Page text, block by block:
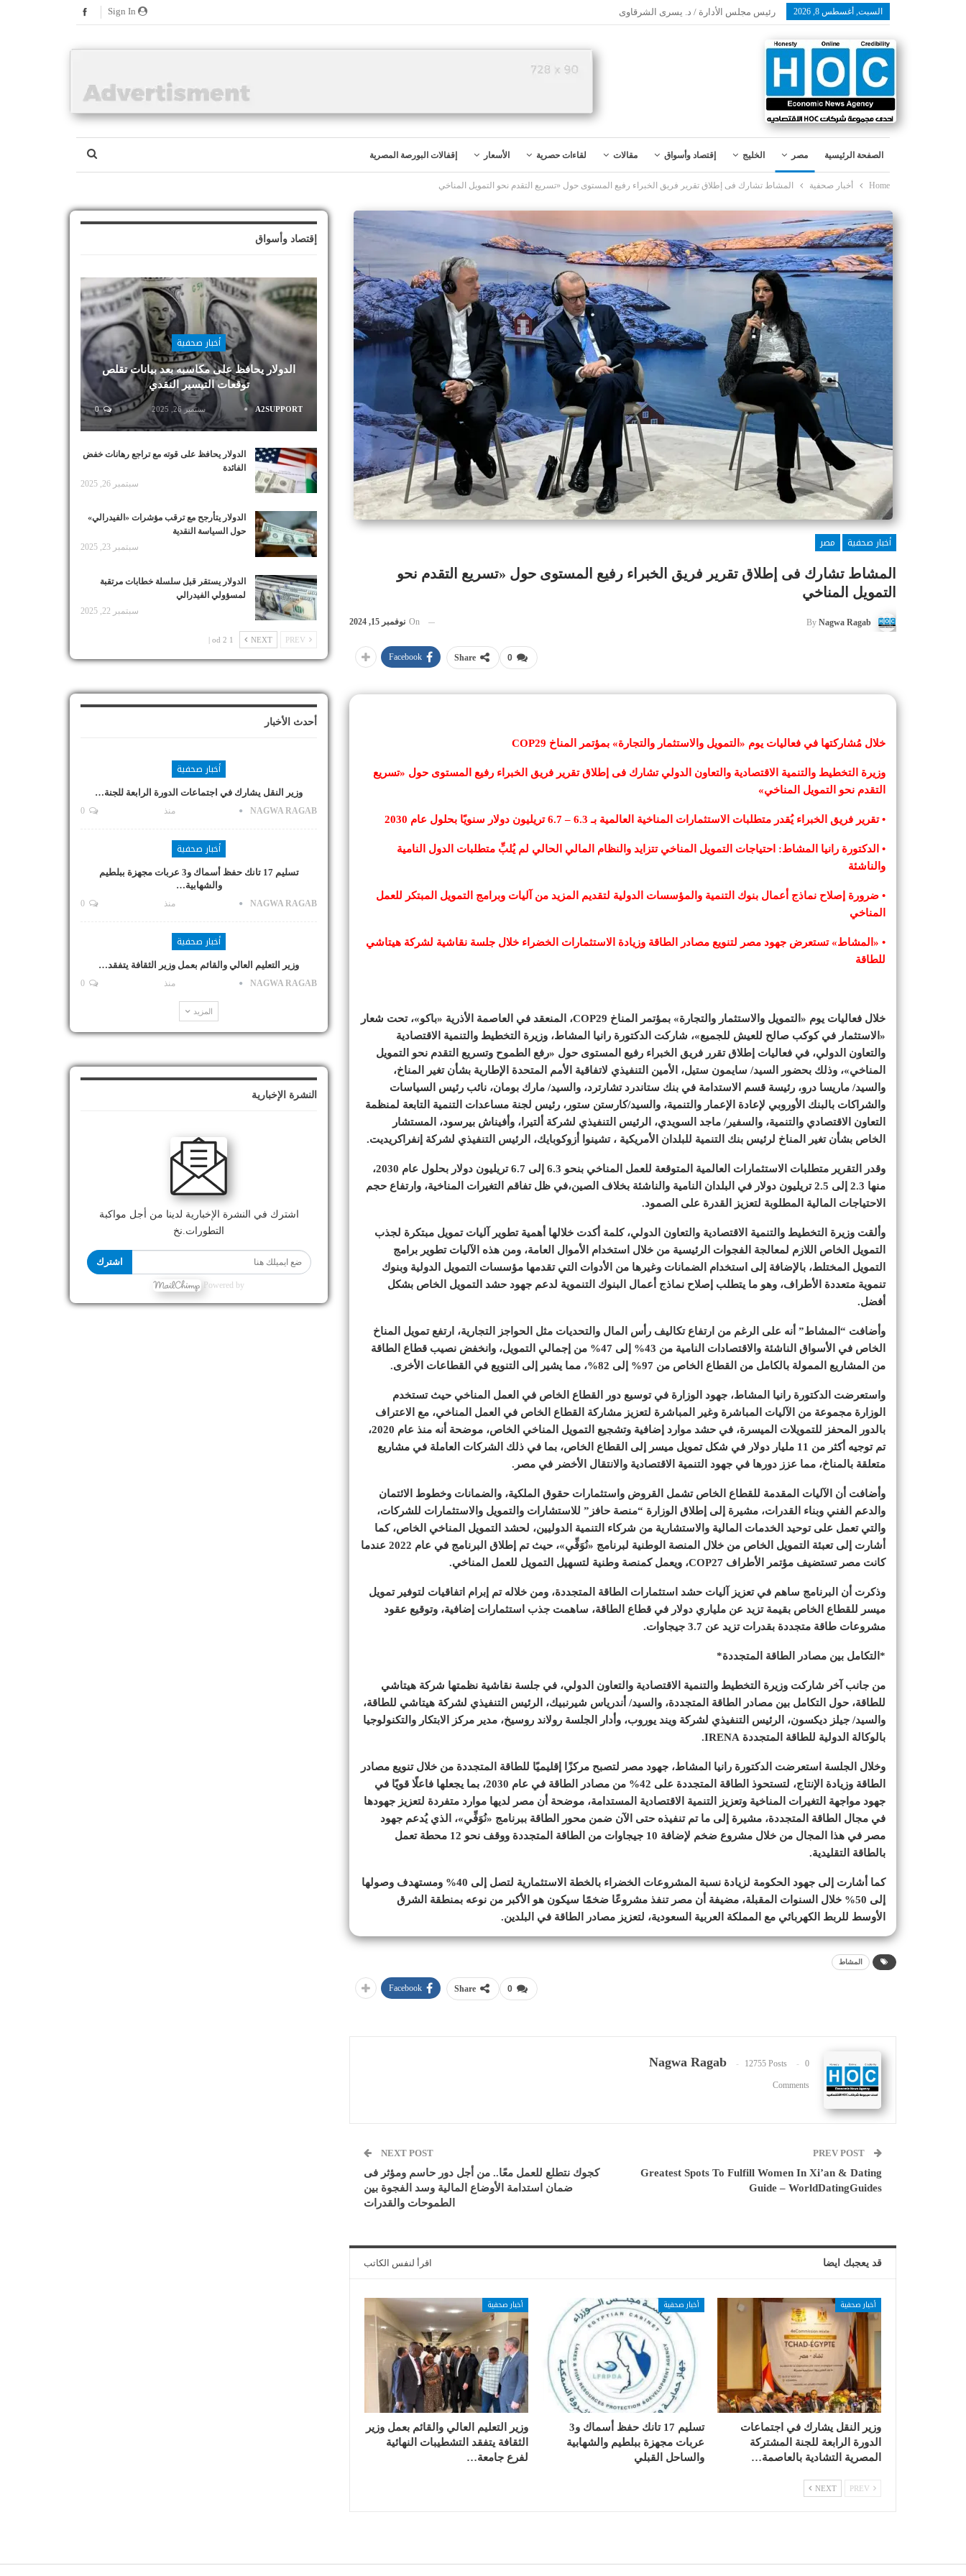
السبت, أغسطس 8, 2026 رئيس مجلس الأدارة / د. يسرى الشرقاوى
الصفحة الرئيسية مصر الخليج إقتصاد وأسواق مقالات لقاءات حصرية الأسعار إقفالات البورصة المصرية
Home أخبار صحفية المشاط تشارك فى إطلاق تقرير فريق الخبراء رفيع المستوى حول «تسريع التقدم نحو التمويل المناخي
أخبار صحفية
مصر
المشاط تشارك فى إطلاق تقرير فريق الخبراء رفيع المستوى حول «تسريع التقدم نحو
التمويل المناخي
By Nagwa Ragab
On نوفمبر 15, 2024
0
Share
Facebook
خلال مُشاركتها في فعاليات يوم «التمويل والاستثمار والتجارة» بمؤتمر المناخ COP29
وزيرة التخطيط والتنمية الاقتصادية والتعاون الدولي تشارك فى إطلاق تقرير فريق الخبراء رفيع المستوى حول «تسريع
التقدم نحو التمويل المناخي»
• تقرير فريق الخبراء يُقدر متطلبات الاستثمارات المناخية العالمية بـ 6.3 – 6.7 تريليون دولار سنويًا بحلول عام 2030
• الدكتورة رانيا المشاط: احتياجات التمويل المناخي تتزايد والنظام المالي الحالي لم يُلبِّ متطلبات الدول النامية
والناشئة
• ضرورة إصلاح نماذج أعمال بنوك التنمية والمؤسسات الدولية لتقديم المزيد من آليات وبرامج التمويل المبتكر للعمل
المناخي
• «المشاط» تستعرض جهود مصر لتنويع مصادر الطاقة وزيادة الاستثمارات الخضراء خلال جلسة نقاشية لشركة هيتاشي
للطاقة
خلال فعاليات يوم «التمويل والاستثمار والتجارة» بمؤتمر المناخ COP29، المنعقد في العاصمة الأذرية «باكو»، تحت شعار
«الاستثمار في كوكب صالح للعيش للجميع»، شاركت الدكتورة رانيا المشاط، وزيرة التخطيط والتنمية الاقتصادية
والتعاون الدولي، في فعاليات إطلاق تقرر فريق الخبراء رفيع المستوى حول «رفع الطموح وتسريع التقدم نحو التمويل
المناخي»، وذلك بحضور السيد/ سايمون ستيل، الأمين التنفيذي لاتفاقية الأمم المتحدة الإطارية بشأن تغير المناخ،
والسيد/ ماريسا درو، رئيسة قسم الاستدامة في بنك ستاندرد تشارترد، والسيد/ مارك بومان، نائب رئيس السياسات
والشراكات بالبنك الأوروبي لإعادة الإعمار والتنمية، والسيد/كارستن ستور، رئيس لجنة مساعدات التنمية التابعة لمنظمة
التعاون الاقتصادي والتنمية، والسفير/ ماجد السويدي، الرئيس التنفيذي لشركة ألتيرا، وأفيناش بيرسود، المستشار
الخاص بشأن تغير المناخ لرئيس بنك التنمية للبلدان الأمريكية ، تشينوا أزوكوبايك، الرئيس التنفيذي لشركة إنفراكريديت.
وقدر التقرير متطلبات الاستثمارات العالمية المتوقعة للعمل المناخي بنحو 6.3 إلى 6.7 تريليون دولار بحلول عام 2030،
منها 2.3 إلى 2.5 تريليون دولار في البلدان النامية والناشئة بخلاف الصين،في ظل تفاقم التغيرات المناخية، وارتفاع حجم
الاحتياجات المالية المطلوبة لتعزيز القدرة على الصمود.
وألقت وزيرة التخطيط والتنمية الاقتصادية والتعاون الدولي، كلمة أكدت خلالها أهمية تطوير آليات تمويل مبتكرة لجذب
التمويل الخاص اللازم لمعالجة الفجوات الرئيسية من خلال استخدام الأموال العامة، ومن هذه الآليات تطوير برامج
التمويل المختلط، بالإضافة إلى استخدام الضمانات وغيرها من الأدوات التي تقدمها مؤسسات التمويل الدولية وبنوك
تنموية متعددة الأطراف، وهو ما يتطلب إصلاح نماذج أعمال البنوك التنموية لدعم جهود حشد التمويل الخاص بشكل
أفضل.
وأضافت “المشاط” أنه على الرغم من ارتفاع تكاليف رأس المال والتحديات مثل الحواجز التجارية، ارتفع تمويل المناخ
الخاص في الأسواق الناشئة والاقتصادات النامية من 43% إلى 47% من إجمالي التمويل، وانخفض نصيب قطاع الطاقة
من المشاريع الممولة بالكامل من القطاع الخاص من 97% إلى 82%، مما يشير إلى التنويع في القطاعات الأخرى.
واستعرضت الدكتورة رانيا المشاط، جهود الوزارة في توسيع دور القطاع الخاص في العمل المناخي حيث تستخدم
الوزارة مجموعة من الآليات المباشرة وغير المباشرة لتعزيز مشاركة القطاع الخاص في العمل المناخي، مع الاعتراف
بالدور المحفز للتمويلات الميسرة، في حشد موارد إضافية وتشجيع التمويل المناخي الخاص، موضحة أنه منذ عام 2020،
تم توجيه أكثر من 11 مليار دولار في شكل تمويل ميسر إلى القطاع الخاص، بما في ذلك الشركات العاملة في مشاريع
متعلقة بالمناخ، مما عزز دورها في جهود التنمية الاقتصادية والانتقال الأخضر في مصر.
وأضافت أن الآليات المقدمة للقطاع الخاص تشمل القروض واستثمارات حقوق الملكية، والضمانات وخطوط الائتمان
والدعم الفني وبناء القدرات، مشيرة إلى إطلاق الوزارة “منصة حافز” للاستشارات والتمويل والاستثمارات للشركات،
والتي تعمل على توحيد الخدمات المالية والاستشارية من شركاء التنمية الدوليين، لحشد التمويل المناخي الخاص، كما
أشارت إلى تعبئة التمويل الخاص من خلال المنصة الوطنية لبرنامج «نُوَفِّي»، حيث تم إطلاق البرنامج في عام 2022 عندما
كانت مصر تستضيف مؤتمر الأطراف COP27، ويعمل كمنصة وطنية لتسهيل التمويل للعمل المناخي.
وذكرت أن البرنامج ساهم في تعزيز آليات حشد استثمارات الطاقة المتجددة، ومن خلاله تم إبرام اتفاقيات لتوفير تمويل
ميسر للقطاع الخاص بقيمة تزيد عن ملياري دولار في قطاع الطاقة، ساهمت جذب استثمارات إضافية، وتوقيع عقود
مشروعات طاقة متجددة بقدرات تزيد عن 3.7 جيجاوات.
*التكامل بين مصادر الطاقة المتجددة*
من جانب آخر شاركت وزيرة التخطيط والتنمية الاقتصادية والتعاون الدولي، في جلسة نقاشية نظمتها شركة هيتاشي
للطاقة، حول التكامل بين مصادر الطاقة المتجددة، والسيد/ أندرياس شيرنبيك، الرئيس التنفيذي لشركة هيتاشي للطاقة،
والسيد/ جيلز ديكسون، الرئيس التنفيذي لشركة ويند يوروب، وأدار الجلسة رولاند روسيخ، مدير مركز الابتكار والتكنولوجيا
بالوكالة الدولية للطاقة المتجددة IRENA.
وخلال الجلسة استعرضت الدكتورة رانيا المشاط، جهود مصر لتصبح مركزًا إقليميًا للطاقة المتجددة من خلال تنويع مصادر
الطاقة وزيادة الإنتاج، لتستحوذ الطاقة المتجددة على 42% من مصادر الطاقة في عام 2030، بما يجعلها فاعلًا قويًا في
جهود مواجهة التغيرات المناخية وتعزيز التنمية الاقتصادية المستدامة، موضحة أن مصر لديها موارد متفردة لتعزيز جهودها
في مجال الطاقة المتجددة، مشيرة إلى ما تم تنفيذه حتى الآن ضمن محور الطاقة ببرنامج «نُوَفِّي»، الذي يُدعم جهود
مصر في هذا المجال من خلال مشروع ضخم لإضافة 10 جيجاوات من الطاقة المتجددة ووقف نحو 12 محطة تعمل
بالطاقة التقليدية.
كما أشارت إلى جهود الحكومة لزيادة نسبة المشروعات الخضراء بالخطة الاستثمارية لتصل إلى 40% ومستهدف وصولها
إلى 50% خلال السنوات المقبلة، مضيفة أن مصر تنفذ مشروعًا ضخمًا سيكون هو الأكبر من نوعه بمنطقة الشرق
الأوسط للربط الكهربائي مع المملكة العربية السعودية، لتعزيز مصادر الطاقة في البلدين.
المشاط
0
Share
Facebook
Nagwa Ragab 12755 Posts 0
Comments
Greatest Spots To Fulfill Women In Xi’an & Dating
Guide – WorldDatingGuides
NEXT POST
كجوك نتطلع للعمل معًا.. من أجل دور حاسم ومؤثر فى
ضمان استدامة الأوضاع المالية وسد الفجوة بين
الطموحات والقدرات
قد يعجبك ايضا اقرأ لنفس الكاتب
أخبار صحفية
وزير النقل يشارك في اجتماعات
الدورة الرابعة للجنة المشتركة
المصرية التشادية بالعاصمة…
أخبار صحفية
تسليم 17 تانك حفظ أسماك و3
عربات مجهزة ببلطيم والشهابية
والساحل القبلي
أخبار صحفية
وزير التعليم العالي والقائم بعمل وزير
الثقافة يتفقد التشطيبات النهائية
لفرع جامعة…
NEXT
إقتصاد وأسواق
أخبار صحفية
الدولار يحافظ على مكاسبه بعد بيانات تقلص
توقعات التيسير النقدي
A2SUPPORT سبتمبر 26, 2025 0
الدولار يحافظ على قوته مع تراجع رهانات خفض
الفائدة
سبتمبر 26, 2025
الدولار يتأرجح مع ترقب مؤشرات «الفيدرالي»
حول السياسة النقدية
سبتمبر 23, 2025
الدولار يستقر قبل سلسلة خطابات مرتقبة
لمسؤولي الفيدرالي
سبتمبر 22, 2025
NEXT
1 od 2 |
أحدث الأخبار
أخبار صحفية
وزير النقل يشارك في اجتماعات الدورة الرابعة للجنة…
NAGWA RAGAB منذ
أخبار صحفية
تسليم 17 تانك حفظ أسماك و3 عربات مجهزة ببلطيم
والشهابية…
NAGWA RAGAB منذ
أخبار صحفية
وزير التعليم العالي والقائم بعمل وزير الثقافة يتفقد…
NAGWA RAGAB منذ
المزيد
النشرة الإخبارية
اشترك في النشرة الإخبارية لدينا من أجل مواكبة
التطورات.نخ
اشترك
Powered by